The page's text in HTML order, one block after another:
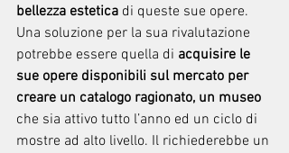
bellezza estetica di queste sue opere.
Una soluzione per la sua rivalutazione
potrebbe essere quella di acquisire le
sue opere disponibili sul mercato per
creare un catalogo ragionato, un museo
che sia attivo tutto l’anno ed un ciclo di
mostre ad alto livello. Il richiederebbe un